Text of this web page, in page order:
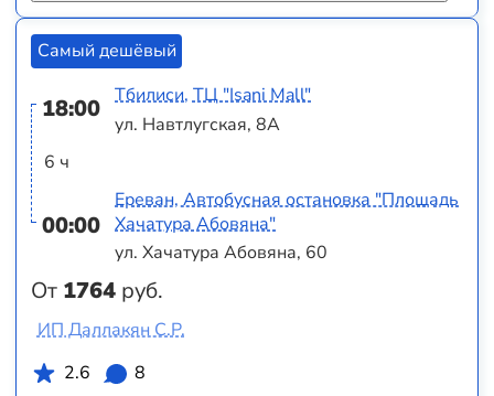
Самый дешёвый
18:00
6 ч
00:00
От 1764 руб.
Тбилиси, ТЦ "Isani Mall"
ул. Навтлугская, 8А
Ереван, Автобусная остановка "Площадь
Хачатура Абовяна"
ул. Хачатура Абовяна, 60
ИП Даллакян С.Р.
2.6
8